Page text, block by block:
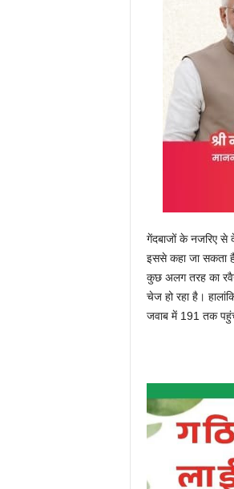
गेंदबाजों के नजरिए से
इससे कहा जा सकता है
कुछ अलग तरह का
चेज हो रहा है।
जवाब में 191 तक